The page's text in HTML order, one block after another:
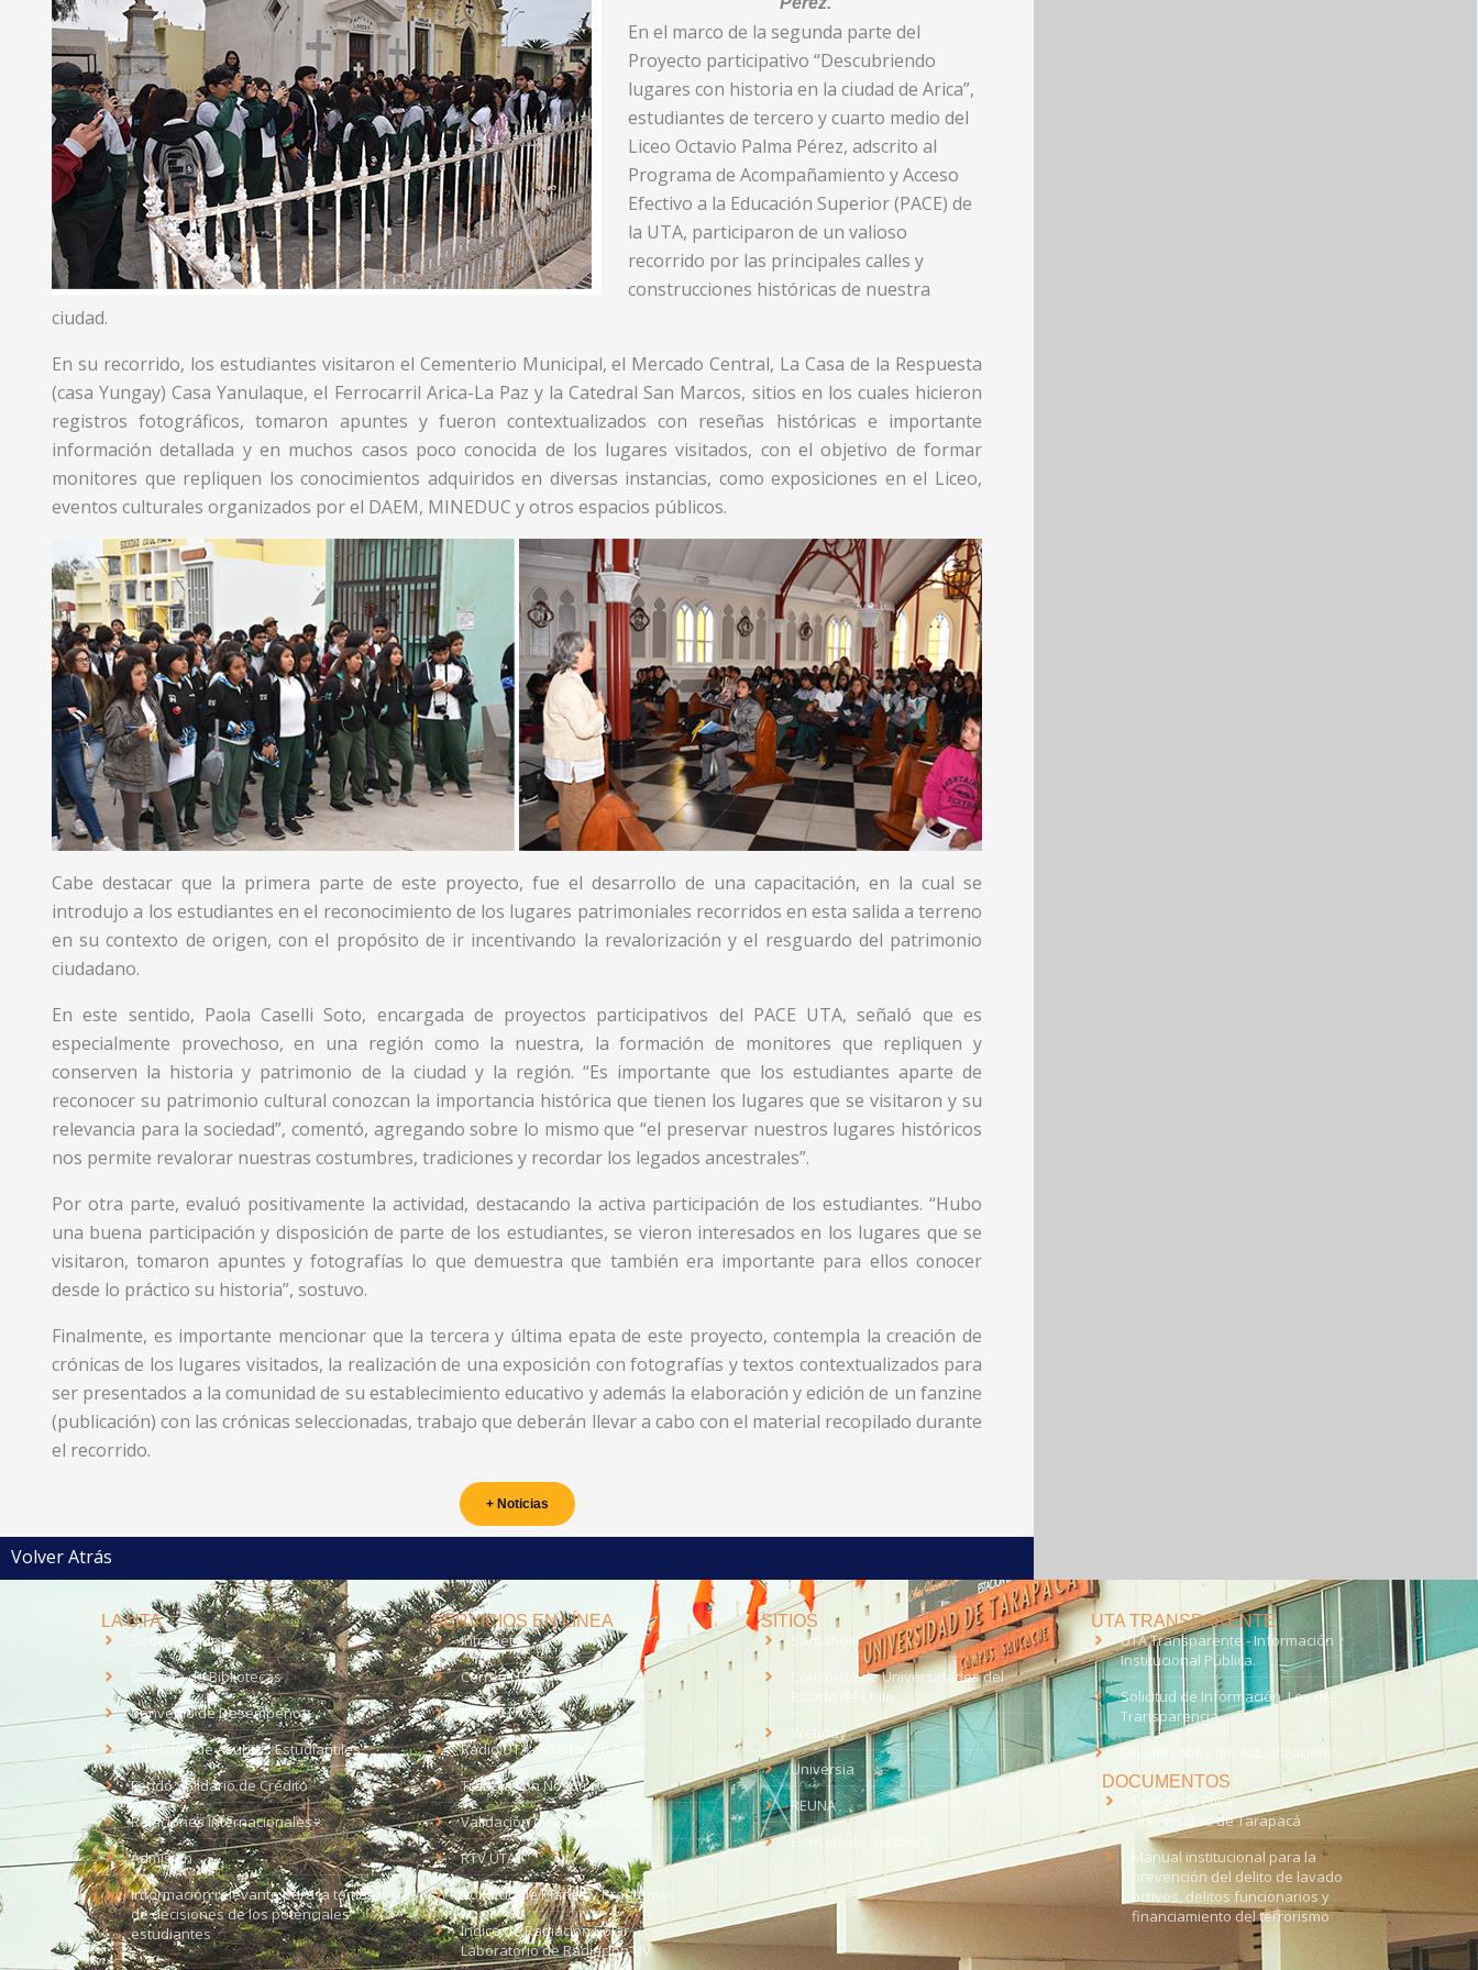
En el marco de la segunda parte del
Proyecto participativo “Descubriendo
lugares con historia en la ciudad de Arica”,
estudiantes de tercero y cuarto medio del
Liceo Octavio Palma Pérez, adscrito al
Programa de Acompañamiento y Acceso
Efectivo a la Educación Superior (PACE) de
la UTA, participaron de un valioso
recorrido por las principales calles y
construcciones históricas de nuestra
ciudad.
En su recorrido, los estudiantes visitaron el Cementerio Municipal, el Mercado Central, La Casa de la Respuesta
(casa Yungay) Casa Yanulaque, el Ferrocarril Arica-La Paz y la Catedral San Marcos, sitios en los cuales hicieron
registros fotográficos, tomaron apuntes y fueron contextualizados con reseñas históricas e importante
información detallada y en muchos casos poco conocida de los lugares visitados, con el objetivo de formar
monitores que repliquen los conocimientos adquiridos en diversas instancias, como exposiciones en el Liceo,
eventos culturales organizados por el DAEM, MINEDUC y otros espacios públicos.
Cabe destacar que la primera parte de este proyecto, fue el desarrollo de una capacitación, en la cual se
introdujo a los estudiantes en el reconocimiento de los lugares patrimoniales recorridos en esta salida a terreno
en su contexto de origen, con el propósito de ir incentivando la revalorización y el resguardo del patrimonio
ciudadano.
En este sentido, Paola Caselli Soto, encargada de proyectos participativos del PACE UTA, señaló que es
especialmente provechoso, en una región como la nuestra, la formación de monitores que repliquen y
conserven la historia y patrimonio de la ciudad y la región. “Es importante que los estudiantes aparte de
reconocer su patrimonio cultural conozcan la importancia histórica que tienen los lugares que se visitaron y su
relevancia para la sociedad”, comentó, agregando sobre lo mismo que “el preservar nuestros lugares históricos
nos permite revalorar nuestras costumbres, tradiciones y recordar los legados ancestrales”.
Por otra parte, evaluó positivamente la actividad, destacando la activa participación de los estudiantes. “Hubo
una buena participación y disposición de parte de los estudiantes, se vieron interesados en los lugares que se
visitaron, tomaron apuntes y fotografías lo que demuestra que también era importante para ellos conocer
desde lo práctico su historia”, sostuvo.
Finalmente, es importante mencionar que la tercera y última epata de este proyecto, contempla la creación de
crónicas de los lugares visitados, la realización de una exposición con fotografías y textos contextualizados para
ser presentados a la comunidad de su establecimiento educativo y además la elaboración y edición de un fanzine
(publicación) con las crónicas seleccionadas, trabajo que deberán llevar a cabo con el material recopilado durante
el recorrido.
+ Noticias
Volver Atrás
LA UTA
Sede Iquique
Sistema de Bibliotecas
Convenio de Desempeño
Dirección de Asuntos Estudiantiles
Fondo Solidario de Crédito
Relaciones Internacionales
Admisión
Información relevante para la toma
de decisiones de los potenciales
estudiantes
SERVICIOS EN LÍNEA
Intranet
Correo UTA
EUDEV UTAmed
Radio UTA - 95.9 FM en Arica
Trabaja con Nosotros
Validación de Documentos
RTV UTA
Solicitud de Planes y Programas
Índice de Radiación Solar -
Laboratorio de Radiación UV
SITIOS
Santander
Consorcio de Universidades del
Estado de Chile
Webpay
Universia
REUNA
UTA TRANSPARENTE
UTA Transparente - Información
Institucional Pública.
Solicitud de Información, Ley de
Transparencia
Ley del Lobby (En Actualización)
DOCUMENTOS
Código de Ética
Universidad de Tarapacá
Manual institucional para la
prevención del delito de lavado
activos, delitos funcionarios y
financiamiento del terrorismo